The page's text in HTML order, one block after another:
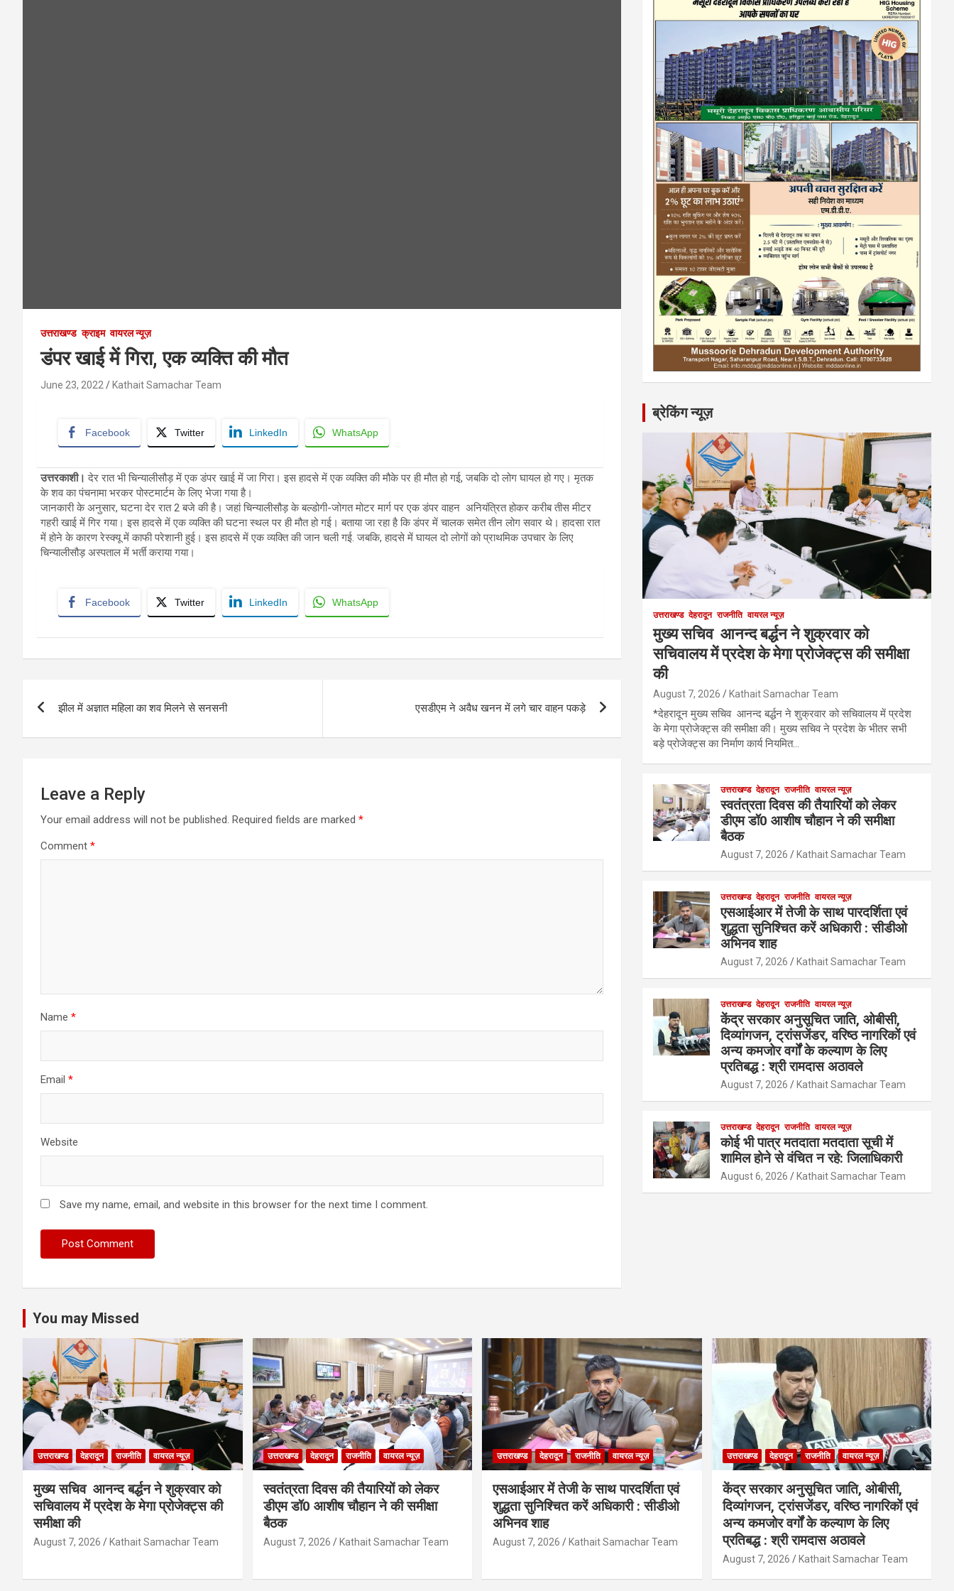
उत्तराखण्ड क्राइम वायरल न्यूज़
डंपर खाई में गिरा, एक व्यक्ति की मौत
June 23, 2022 Kathait Samachar Team
Facebook Twitter LinkedIn WhatsApp
उत्तरकाशी। देर रात भी चिन्यालीसौड़ में एक डंपर खाई में जा गिरा। इस हादसे में एक व्यक्ति की मौके पर ही मौत हो गई, जबकि दो लोग घायल हो गए। मृतक
के शव का पंचनामा भरकर पोस्टमार्टम के लिए भेजा गया है।
जानकारी के अनुसार, घटना देर रात 2 बजे की है। जहां चिन्यालीसौड़ के बल्डोगी-जोगत मोटर मार्ग पर एक डंपर वाहन अनियंत्रित होकर करीब तीस मीटर
गहरी खाई में गिर गया। इस हादसे में एक व्यक्ति की घटना स्थल पर ही मौत हो गई। बताया जा रहा है कि डंपर में चालक समेत तीन लोग सवार थे। हादसा रात
में होने के कारण रेस्क्यू में काफी परेशानी हुई। इस हादसे में एक व्यक्ति की जान चली गई. जबकि, हादसे में घायल दो लोगों को प्राथमिक उपचार के लिए
चिन्यालीसौड़ अस्पताल में भर्ती कराया गया।
Facebook Twitter LinkedIn WhatsApp
navigation
झील में अज्ञात महिला का शव मिलने से सनसनी एसडीएम ने अवैध खनन में लगे चार वाहन पकड़े
Leave a Reply
Your email address will not be published. Required fields are marked *
Comment *
Name *
Email *
Website
Save my name, email, and website in this browser for the next time I comment.
ब्रेकिंग न्यूज़
उत्तराखण्ड देहरादून राजनीति वायरल न्यूज़
मुख्य सचिव आनन्द बर्द्धन ने शुक्रवार को
सचिवालय में प्रदेश के मेगा प्रोजेक्ट्स की समीक्षा
की
August 7, 2026 Kathait Samachar Team
*देहरादून मुख्य सचिव आनन्द बर्द्धन ने शुक्रवार को सचिवालय में प्रदेश
के मेगा प्रोजेक्ट्स की समीक्षा की। मुख्य सचिव ने प्रदेश के भीतर सभी
बड़े प्रोजेक्ट्स का निर्माण कार्य नियमित…
उत्तराखण्ड देहरादून राजनीति वायरल न्यूज़
स्वतंत्रता दिवस की तैयारियों को लेकर
डीएम डॉ0 आशीष चौहान ने की समीक्षा
बैठक
August 7, 2026 Kathait Samachar Team
उत्तराखण्ड देहरादून राजनीति वायरल न्यूज़
एसआईआर में तेजी के साथ पारदर्शिता एवं
शुद्धता सुनिश्चित करें अधिकारी : सीडीओ
अभिनव शाह
August 7, 2026 Kathait Samachar Team
उत्तराखण्ड देहरादून राजनीति वायरल न्यूज़
केंद्र सरकार अनुसूचित जाति, ओबीसी,
दिव्यांगजन, ट्रांसजेंडर, वरिष्ठ नागरिकों एवं
अन्य कमजोर वर्गों के कल्याण के लिए
प्रतिबद्ध : श्री रामदास अठावले
August 7, 2026 Kathait Samachar Team
उत्तराखण्ड देहरादून राजनीति वायरल न्यूज़
कोई भी पात्र मतदाता मतदाता सूची में
शामिल होने से वंचित न रहे: जिलाधिकारी
August 6, 2026 Kathait Samachar Team
You may Missed
उत्तराखण्ड देहरादून राजनीति वायरल न्यूज़
मुख्य सचिव आनन्द बर्द्धन ने शुक्रवार को
सचिवालय में प्रदेश के मेगा प्रोजेक्ट्स की
समीक्षा की
August 7, 2026 Kathait Samachar Team
उत्तराखण्ड देहरादून राजनीति वायरल न्यूज़
स्वतंत्रता दिवस की तैयारियों को लेकर
डीएम डॉ0 आशीष चौहान ने की समीक्षा
बैठक
August 7, 2026 Kathait Samachar Team
उत्तराखण्ड देहरादून राजनीति वायरल न्यूज़
एसआईआर में तेजी के साथ पारदर्शिता एवं
शुद्धता सुनिश्चित करें अधिकारी : सीडीओ
अभिनव शाह
August 7, 2026 Kathait Samachar Team
उत्तराखण्ड देहरादून राजनीति वायरल न्यूज़
केंद्र सरकार अनुसूचित जाति, ओबीसी,
दिव्यांगजन, ट्रांसजेंडर, वरिष्ठ नागरिकों एवं
अन्य कमजोर वर्गों के कल्याण के लिए
प्रतिबद्ध : श्री रामदास अठावले
August 7, 2026 Kathait Samachar Team